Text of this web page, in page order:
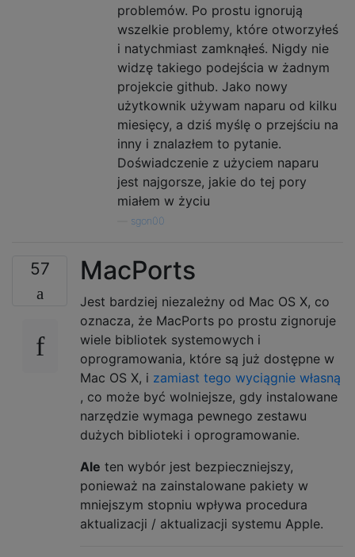
problemów. Po prostu ignorują
wszelkie problemy, które otworzyłeś
i natychmiast zamknąłeś. Nigdy nie
widzę takiego podejścia w żadnym
projekcie github. Jako nowy
użytkownik używam naparu od kilku
miesięcy, a dziś myślę o przejściu na
inny i znalazłem to pytanie.
Doświadczenie z użyciem naparu
jest najgorsze, jakie do tej pory
miałem w życiu
sgon00
57 MacPorts
Jest bardziej niezależny od Mac OS X, co
oznacza, że ​​MacPorts po prostu zignoruje
wiele bibliotek systemowych i
oprogramowania, które są już dostępne w
Mac OS X, i zamiast tego wyciągnie własną
, co może być wolniejsze, gdy instalowane
narzędzie wymaga pewnego zestawu
dużych biblioteki i oprogramowanie.
Ale ten wybór jest bezpieczniejszy,
ponieważ na zainstalowane pakiety w
mniejszym stopniu wpływa procedura
aktualizacji / aktualizacji systemu Apple.